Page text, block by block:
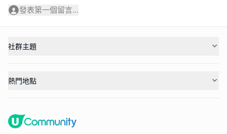
發表第一個留言...
社群主題
熱門地點